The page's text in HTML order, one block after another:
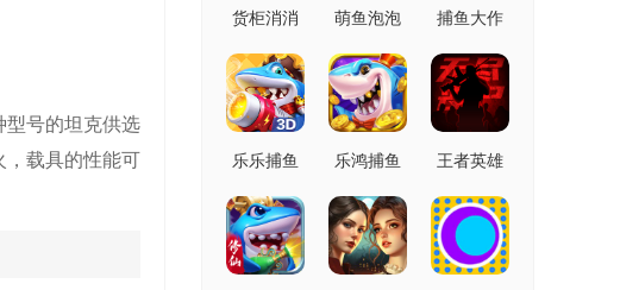
型号的坦克供选
，载具的性能可
货柜消消
卓版
萌鱼泡泡
卓版
捕鱼大作
手机版
乐乐捕鱼
乐鸿捕鱼
1.7.12 安
卓版
王者英雄
奇 1.08 官
方版